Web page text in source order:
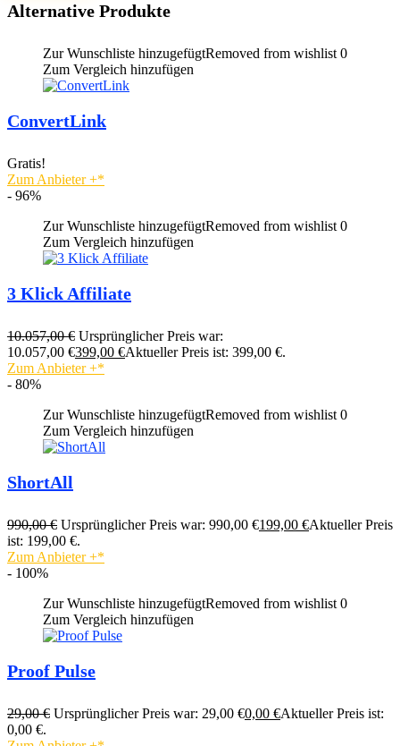
Alternative Produkte
Zur Wunschliste hinzugefügtRemoved from wishlist 0
Zum Vergleich hinzufügen
ConvertLink
Gratis!
Zum Anbieter+
- 96%
Zur Wunschliste hinzugefügtRemoved from wishlist 0
Zum Vergleich hinzufügen
3 Klick Affiliate
10.057,00€ Ursprünglicher Preis war:
10.057,00 €399,00 €Aktueller Preis ist: 399,00 €.
Zum Anbieter+
- 80%
Zur Wunschliste hinzugefügtRemoved from wishlist 0
Zum Vergleich hinzufügen
ShortAll
990,00€ Ursprünglicher Preis war: 990,00 €199,00 €Aktueller Preis
ist: 199,00 €.
Zum Anbieter+
- 100%
Zur Wunschliste hinzugefügtRemoved from wishlist 0
Zum Vergleich hinzufügen
Proof Pulse
29,00€ Ursprünglicher Preis war: 29,00 €0,00 €Aktueller Preis ist:
0,00 €.